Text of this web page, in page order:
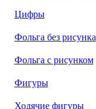
Цифры
Фольга без рисунка
Фольга с рисунком
Фигуры
Ходячие фигуры